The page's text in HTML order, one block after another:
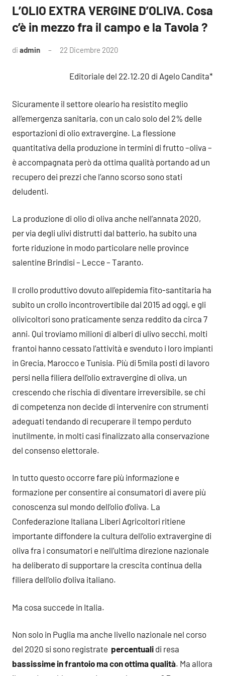
L’OLIO EXTRA VERGINE D’OLIVA. Cosa
c’è in mezzo fra il campo e la Tavola ?
di admin 22 Dicembre 2020
Editoriale del 22.12.20 di Agelo Candita*
Sicuramente il settore oleario ha resistito meglio
all’emergenza sanitaria, con un calo solo del 2% delle
esportazioni di olio extravergine. La flessione
quantitativa della produzione in termini di frutto –oliva –
è accompagnata però da ottima qualità portando ad un
recupero dei prezzi che l’anno scorso sono stati
deludenti.
La produzione di olio di oliva anche nell’annata 2020,
per via degli ulivi distrutti dal batterio, ha subito una
forte riduzione in modo particolare nelle province
salentine Brindisi – Lecce – Taranto.
Il crollo produttivo dovuto all’epidemia fito-santitaria ha
subito un crollo incontrovertibile dal 2015 ad oggi, e gli
olivicoltori sono praticamente senza reddito da circa 7
anni. Qui troviamo milioni di alberi di ulivo secchi, molti
frantoi hanno cessato l’attività e svenduto i loro impianti
in Grecia, Marocco e Tunisia. Più di 5mila posti di lavoro
persi nella filiera dell’olio extravergine di oliva, un
crescendo che rischia di diventare irreversibile, se chi
di competenza non decide di intervenire con strumenti
adeguati tendando di recuperare il tempo perduto
inutilmente, in molti casi finalizzato alla conservazione
del consenso elettorale.
In tutto questo occorre fare più informazione e
formazione per consentire ai consumatori di avere più
conoscenza sul mondo dell’olio d’oliva. La
Confederazione Italiana Liberi Agricoltori ritiene
importante diffondere la cultura dell’olio extravergine di
oliva fra i consumatori e nell’ultima direzione nazionale
ha deliberato di supportare la crescita continua della
filiera dell’olio d’oliva italiano.
Ma cosa succede in Italia.
Non solo in Puglia ma anche livello nazionale nel corso
del 2020 si sono registrate percentuali di resa
bassissime in frantoio ma con ottima qualità. Ma allora